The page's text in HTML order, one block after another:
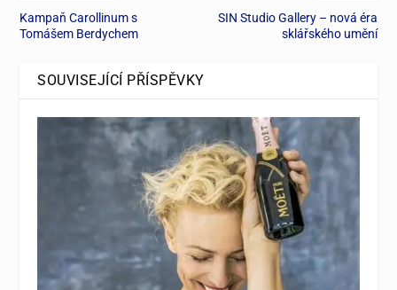
Kampaň Carollinum s
Tomášem Berdychem
SIN Studio Gallery – nová éra
sklářského umění
SOUVISEJÍCÍ PŘÍSPĚVKY